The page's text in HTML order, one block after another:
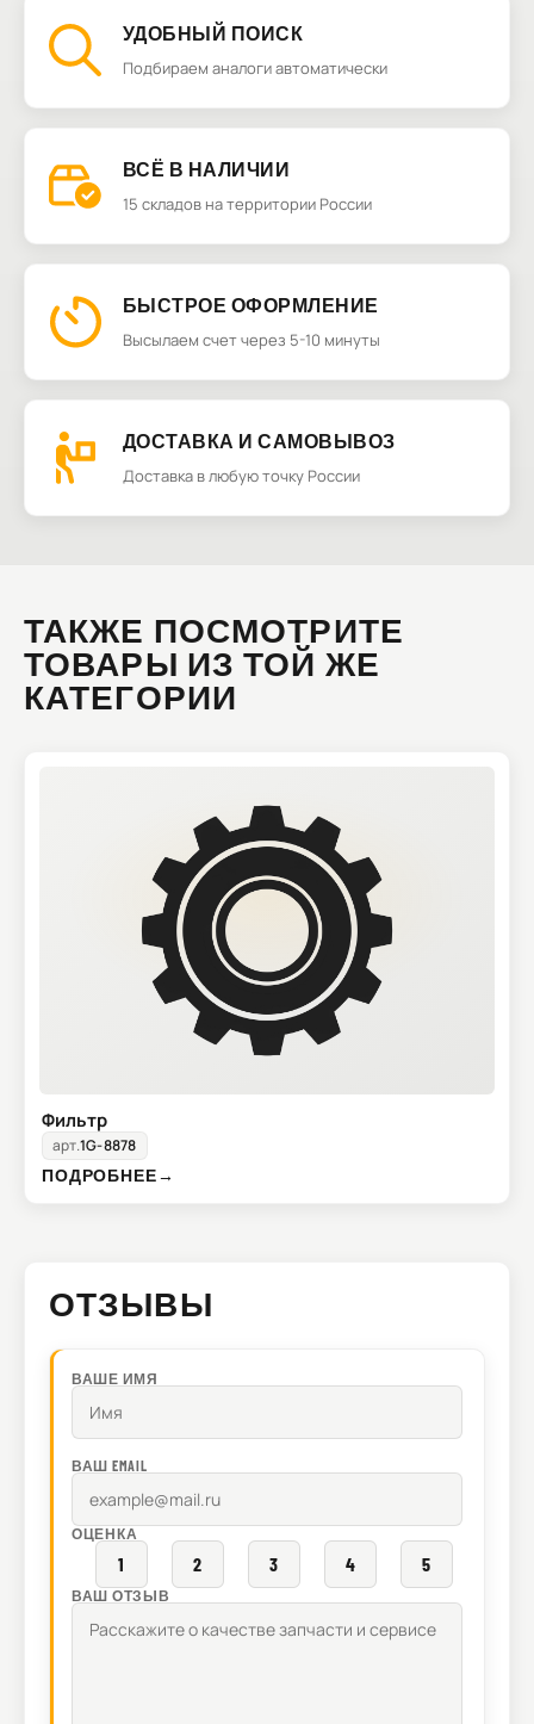
УДОБНЫЙ ПОИСК
Подбираем аналоги автоматически
ВСЁ В НАЛИЧИИ
15 складов на территории России
БЫСТРОЕ ОФОРМЛЕНИЕ
Высылаем счет через 5-10 минуты
ДОСТАВКА И САМОВЫВОЗ
Доставка в любую точку России
ТАКЖЕ ПОСМОТРИТЕ
ТОВАРЫ ИЗ ТОЙ ЖЕ
КАТЕГОРИИ
Фильтр
арт.1G-8878
ПОДРОБНЕЕ→
ОТЗЫВЫ
ВАШЕ ИМЯ
ВАШ EMAIL
ОЦЕНКА
1 2 3 4 5
ВАШ ОТЗЫВ